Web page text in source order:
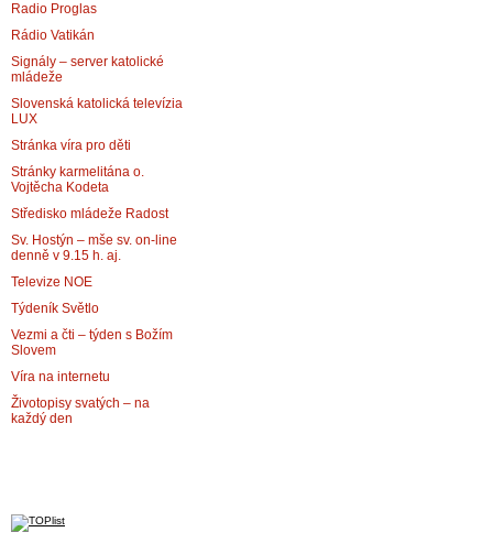
Radio Proglas
Rádio Vatikán
Signály – server katolické
mládeže
Slovenská katolická televízia
LUX
Stránka víra pro děti
Stránky karmelitána o.
Vojtěcha Kodeta
Středisko mládeže Radost
Sv. Hostýn – mše sv. on-line
denně v 9.15 h. aj.
Televize NOE
Týdeník Světlo
Vezmi a čti – týden s Božím
Slovem
Víra na internetu
Životopisy svatých – na
každý den